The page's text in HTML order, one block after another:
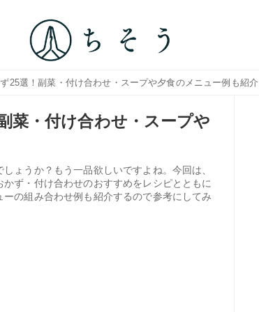
25選！副菜・付け合わせ・スープや夕食のメニュー例も紹
菜・付け合わせ・スープや
ょうか？もう一品欲しいですよね。今回は、
ず・付け合わせのおすすめをレシピとともに
の組み合わせ例も紹介するので参考にしてみ